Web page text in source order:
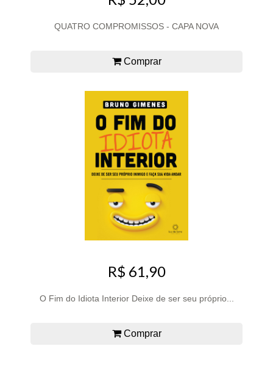
QUATRO COMPROMISSOS - CAPA NOVA
Comprar
R$ 61,90
O Fim do Idiota Interior Deixe de ser seu próprio...
Comprar